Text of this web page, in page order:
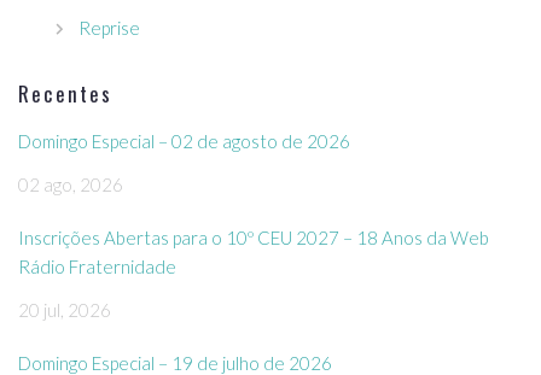
Reprise
Recentes
Domingo Especial – 02 de agosto de 2026
02 ago, 2026
Inscrições Abertas para o 10º CEU 2027 – 18 Anos da Web
Rádio Fraternidade
20 jul, 2026
Domingo Especial – 19 de julho de 2026